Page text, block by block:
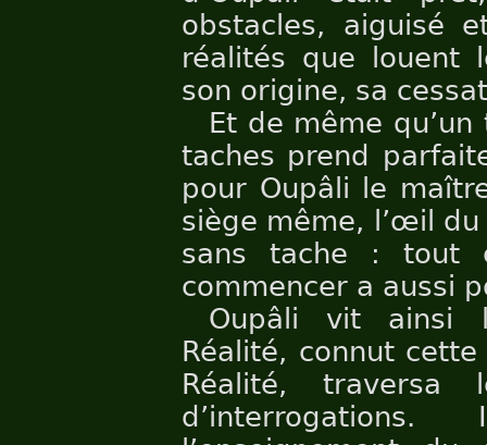
obstacles, aiguisé
réalités que louent
son origine, sa
Et de même
taches prend
pour Oupâli le
siège même, l’œil
sans tache : tout
commencer a aussi
Oupâli vit ainsi
Réalité, connut
Réalité,